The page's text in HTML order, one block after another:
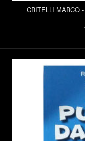
CRITELLI MARCO